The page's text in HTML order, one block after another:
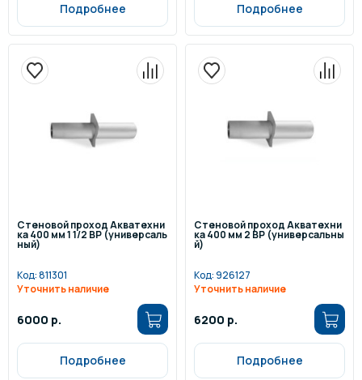
Подробнее Подробнее
Стеновой проход Акватехни
ка 400 мм 1 1/2 ВР (универсаль
ный)
Код:811301
Уточнить наличие
6000 р.
Подробнее
Стеновой проход Акватехни
ка 400 мм 2 ВР (универсальны
й)
Код:926127
Уточнить наличие
6200 р.
Подробнее